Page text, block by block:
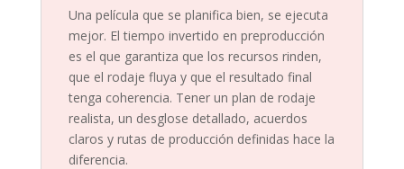
Una película que se planifica bien, se ejecuta
mejor. El tiempo invertido en preproducción
es el que garantiza que los recursos rinden,
que el rodaje fluya y que el resultado final
tenga coherencia. Tener un plan de rodaje
realista, un desglose detallado, acuerdos
claros y rutas de producción definidas hace la
diferencia.